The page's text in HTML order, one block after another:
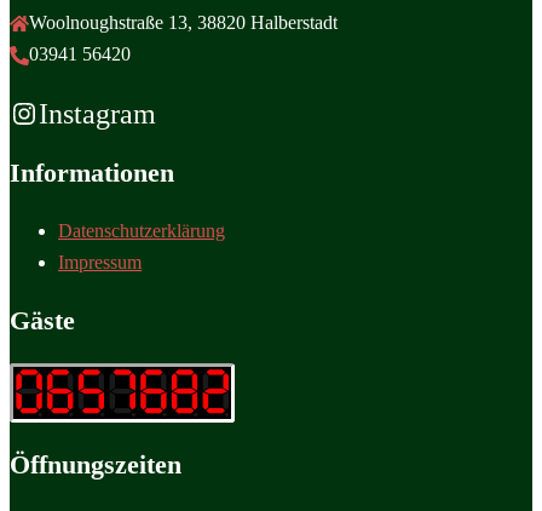
Woolnoughstraße 13, 38820 Halberstadt
03941 56420
Instagram
Informationen
Datenschutzerklärung
Impressum
Gäste
Öffnungszeiten